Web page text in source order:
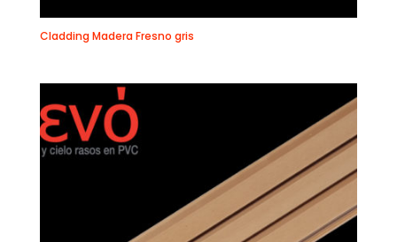
Cladding Madera Fresno gris